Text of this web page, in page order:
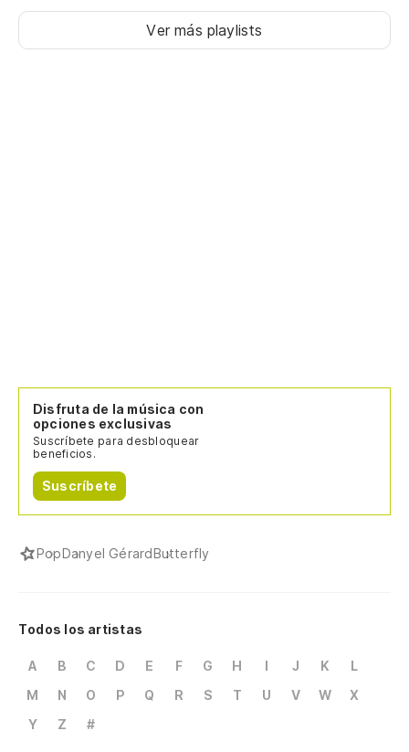
Ver más playlists
Disfruta de la música con
opciones exclusivas
Suscríbete para desbloquear
beneficios.
Suscríbete
PopDanyel GérardButterfly
Todos los artistas
A B C D E F G H I J K
L
M
N O P Q R S T U V W
X
Y
Z #